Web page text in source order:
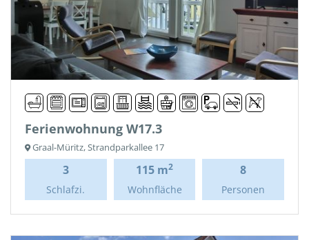
Ferienwohnung W17.3
Graal-Müritz, Strandparkallee 17
3
Schlafzi.
115 m2
Wohnfläche
8
Personen